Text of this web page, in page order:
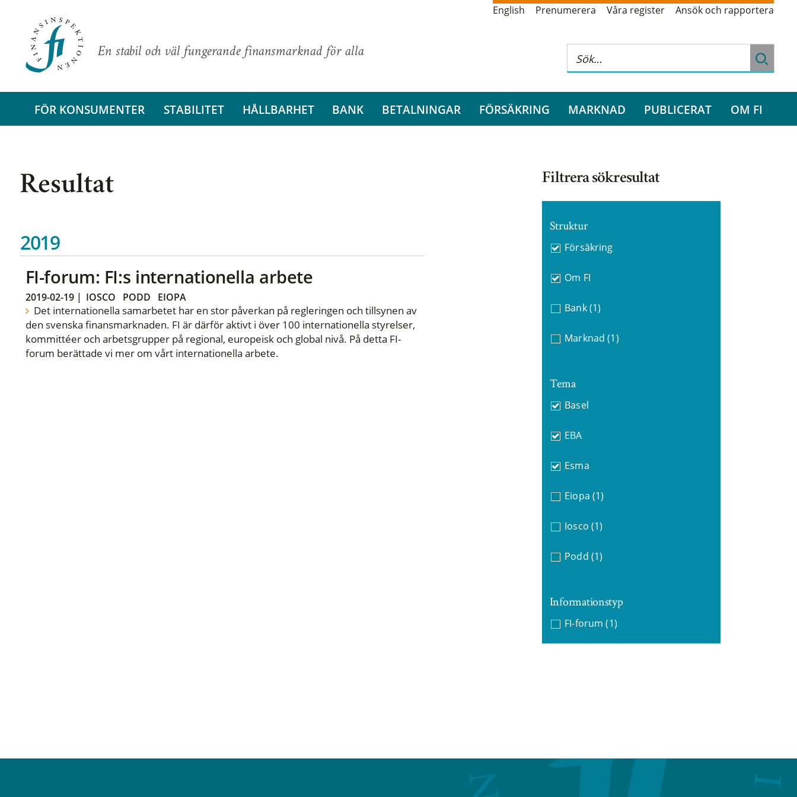
En stabil och väl fungerande finansmarknad för alla
English Prenumerera Våra register Ansök och rapportera
FÖR KONSUMENTER STABILITET HÅLLBARHET BANK BETALNINGAR FÖRSÄKRING MARKNAD PUBLICERAT OM FI
Resultat
2019
FI-forum: FI:s internationella arbete
2019-02-19| IOSCO PODD EIOPA
Det internationella samarbetet har en stor påverkan på regleringen och tillsynen av
den svenska finansmarknaden. FI är därför aktivt i över 100 internationella styrelser,
kommittéer och arbetsgrupper på regional, europeisk och global nivå. På detta FI-
forum berättade vi mer om vårt internationella arbete.
Filtrera sökresultat
Struktur
Försäkring
Om FI
Bank (1)
Marknad (1)
Tema
Basel
EBA
Esma
Eiopa (1)
Iosco (1)
Podd (1)
Informationstyp
FI-forum (1)